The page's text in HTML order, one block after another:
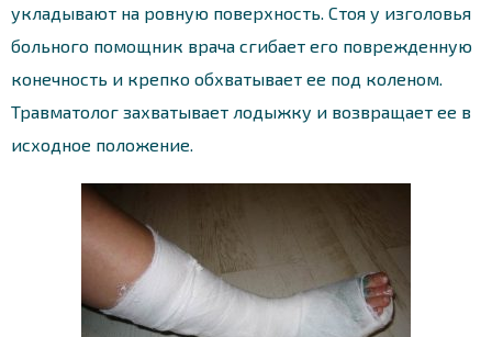
укладывают на ровную поверхность. Стоя у изголовья
больного помощник врача сгибает его поврежденную
конечность и крепко обхватывает ее под коленом.
Травматолог захватывает лодыжку и возвращает ее в
исходное положение.